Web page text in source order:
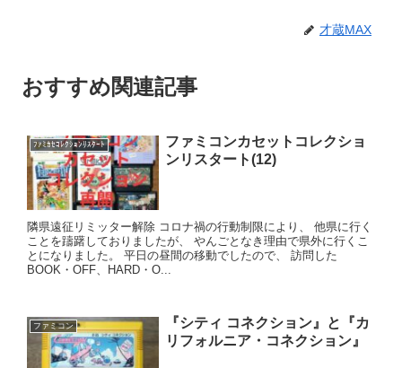
才蔵MAX
おすすめ関連記事
ﾌｧﾐｶｾｺﾚｸｼｮﾝﾘｽﾀｰﾄ
ファミコンカセットコレクショ
ンリスタート(12)
隣県遠征リミッター解除 コロナ禍の行動制限により、 他県に行く
ことを躊躇しておりましたが、 やんごとなき理由で県外に行くこ
とになりました。 平日の昼間の移動でしたので、 訪問した
BOOK・OFF、HARD・O...
ファミコン
『シティ コネクション』と『カ
リフォルニア・コネクション』